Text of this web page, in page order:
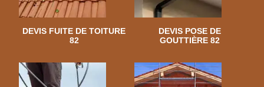
DEVIS FUITE DE TOITURE
82
DEVIS POSE DE
GOUTTIÈRE 82